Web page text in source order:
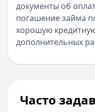
документы об
погашение займа
хорошую
дополнительных
Часто